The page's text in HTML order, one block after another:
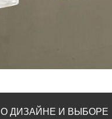
О ДИЗАЙНЕ И ВЫБОРЕ